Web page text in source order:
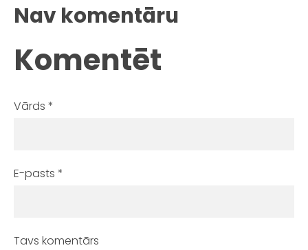
Nav komentāru
Komentēt
Vārds *
E-pasts *
Tavs komentārs